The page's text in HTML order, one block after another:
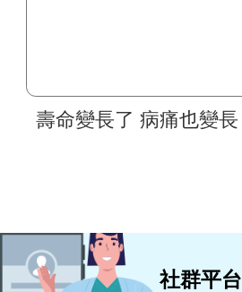
壽命變長了 病痛也變長
社群平台